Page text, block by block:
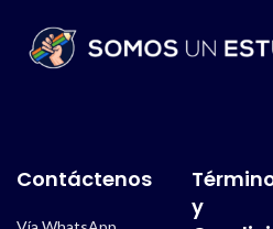
Contáctenos
y